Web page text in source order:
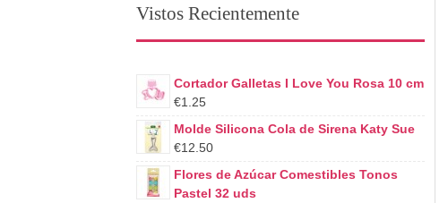
Vistos Recientemente
Cortador Galletas I Love You Rosa 10 cm
€1.25
Molde Silicona Cola de Sirena Katy Sue
€12.50
Flores de Azúcar Comestibles Tonos
Pastel 32 uds